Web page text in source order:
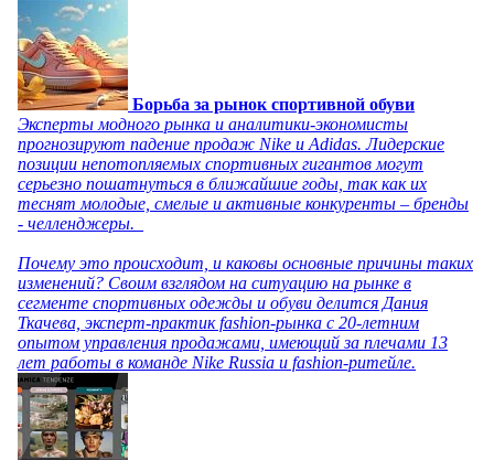
Борьба за рынок спортивной обуви
Эксперты модного рынка и аналитики-экономисты
прогнозируют падение продаж Nike и Adidas. Лидерские
позиции непотопляемых спортивных гигантов могут
серьезно пошатнуться в ближайшие годы, так как их
теснят молодые, смелые и активные конкуренты – бренды
- челленджеры.
Почему это происходит, и каковы основные причины таких
изменений? Своим взглядом на ситуацию на рынке в
сегменте спортивных одежды и обуви делится Дания
Ткачева, эксперт-практик fashion-рынка с 20-летним
опытом управления продажами, имеющий за плечами 13
лет работы в команде Nike Russia и fashion-ритейле.